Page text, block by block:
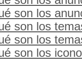
son los
son los
son los
son los